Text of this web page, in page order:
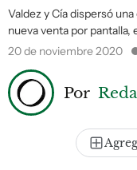
Valdez y Cía dispersó
nueva venta por pantalla,
20 de noviembre 2020
Por